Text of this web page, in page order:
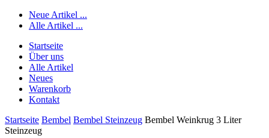
Neue Artikel ...
Alle Artikel ...
Startseite
Über uns
Alle Artikel
Neues
Warenkorb
Kontakt
Startseite Bembel Bembel Steinzeug Bembel Weinkrug 3 Liter
Steinzeug